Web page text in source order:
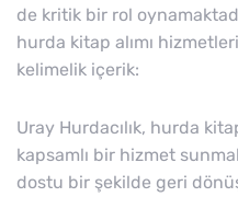
de kritik bir rol
hurda kitap alımı
kelimelik içerik:
Uray Hurdacılık, hurda
kapsamlı bir hizmet
dostu bir şekilde geri